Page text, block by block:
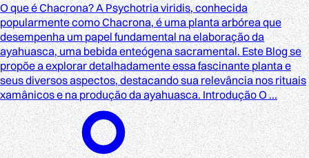
O que é Chacrona? A Psychotria viridis, conhecida
popularmente como Chacrona, é uma planta arbórea que
desempenha um papel fundamental na elaboração da
ayahuasca, uma bebida enteógena sacramental. Este Blog se
propõe a explorar detalhadamente essa fascinante planta e
seus diversos aspectos, destacando sua relevância nos rituais
xamânicos e na produção da ayahuasca. Introdução O ...